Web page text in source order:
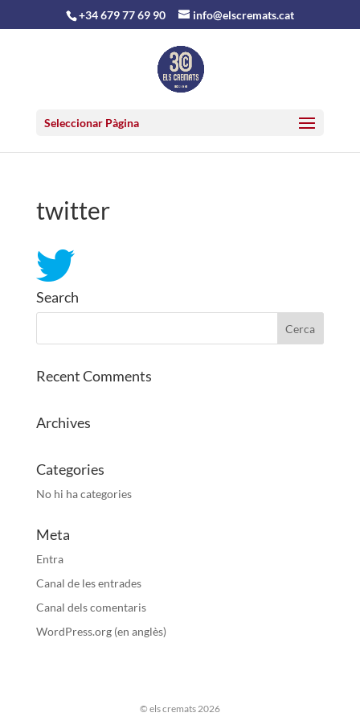
+34 679 77 69 90 info@elscremats.cat
Seleccionar Pàgina
twitter
Search
Recent Comments
Archives
Categories
No hi ha categories
Meta
Entra
Canal de les entrades
Canal dels comentaris
WordPress.org (en anglès)
© els cremats 2026